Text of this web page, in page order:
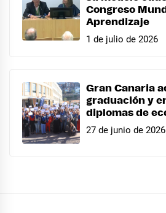
Congreso
Aprendizaje
1 de julio de 2026
Gran Canaria
graduación y
diplomas de
27 de junio de 2026